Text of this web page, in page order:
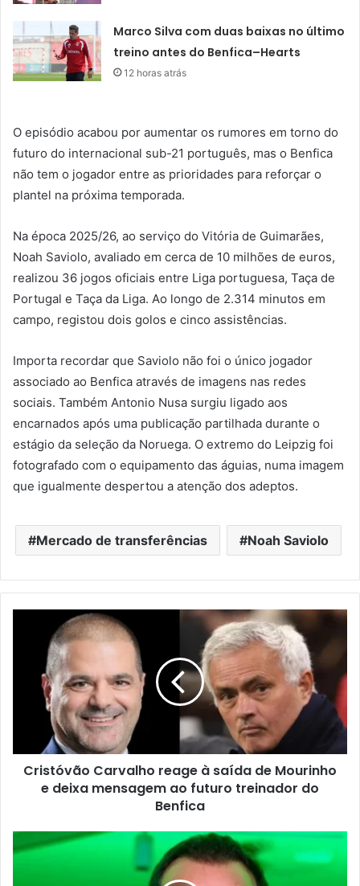
Marco Silva com duas baixas no último
treino antes do Benfica–Hearts
12 horas atrás
O episódio acabou por aumentar os rumores em torno do
futuro do internacional sub-21 português, mas o Benfica
não tem o jogador entre as prioridades para reforçar o
plantel na próxima temporada.
Na época 2025/26, ao serviço do Vitória de Guimarães,
Noah Saviolo, avaliado em cerca de 10 milhões de euros,
realizou 36 jogos oficiais entre Liga portuguesa, Taça de
Portugal e Taça da Liga. Ao longo de 2.314 minutos em
campo, registou dois golos e cinco assistências.
Importa recordar que Saviolo não foi o único jogador
associado ao Benfica através de imagens nas redes
sociais. Também Antonio Nusa surgiu ligado aos
encarnados após uma publicação partilhada durante o
estágio da seleção da Noruega. O extremo do Leipzig foi
fotografado com o equipamento das águias, numa imagem
que igualmente despertou a atenção dos adeptos.
Mercado de transferências Noah Saviolo
Cristóvão Carvalho reage à saída de Mourinho
e deixa mensagem ao futuro treinador do
Benfica